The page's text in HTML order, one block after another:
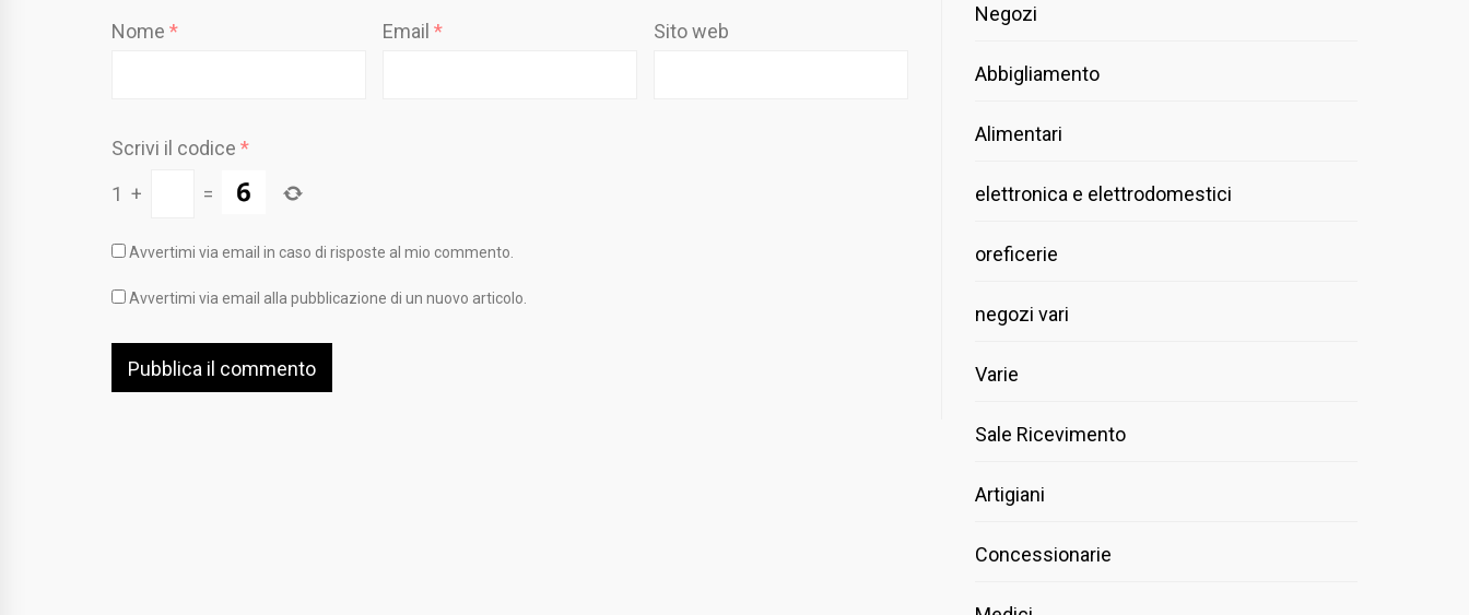
Nome * Email * Sito web
Scrivi il codice *
1 + =
Avvertimi via email in caso di risposte al mio commento.
Avvertimi via email alla pubblicazione di un nuovo articolo.
Negozi
Abbigliamento
Alimentari
elettronica e elettrodomestici
oreficerie
negozi vari
Varie
Sale Ricevimento
Artigiani
Concessionarie